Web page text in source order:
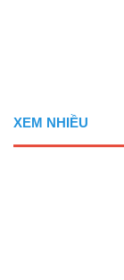
XEM NHIỀU